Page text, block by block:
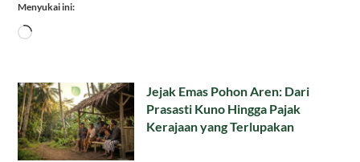
Menyukai ini:
Memuat...
Jejak Emas Pohon Aren: Dari
Prasasti Kuno Hingga Pajak
Kerajaan yang Terlupakan